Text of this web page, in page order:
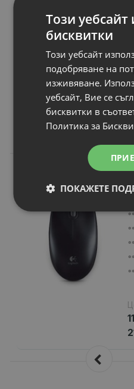
Този уебсайт
бисквитки
Този уебсайт
подобряване на
изживяване.
уебсайт, Вие се
бисквитки в
Политика за
ПОКАЖЕТЕ